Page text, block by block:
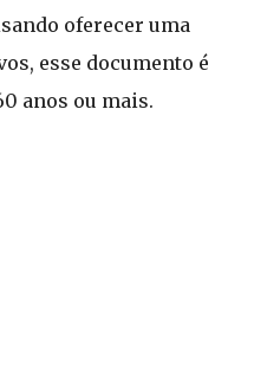
oferecer uma
esse documento é
anos ou mais.